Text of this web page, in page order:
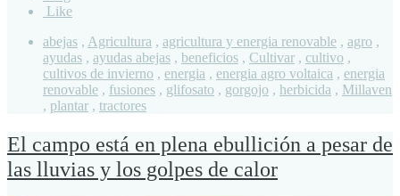
Like
abejas , Agricultura , agricultura y energia renovable , agro ,
ayudas , ayudas abejas , beneficios , Cultivar , cultivo ,
cultivos de invierno , energia , energia agro voltaica , energia
renovable , fusiones , glifosato , gorgojo , herbicida , Millaven
, plantar , tractores
El campo está en plena ebullición a pesar de
las lluvias y los golpes de calor